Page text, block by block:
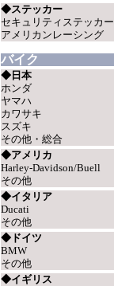
◆ステッカー
セキュリティステッカー
アメリカンレーシング
バイク
◆日本
ホンダ
ヤマハ
カワサキ
スズキ
その他・総合
◆アメリカ
Harley-Davidson/Buell
その他
◆イタリア
Ducati
その他
◆ドイツ
BMW
その他
◆イギリス